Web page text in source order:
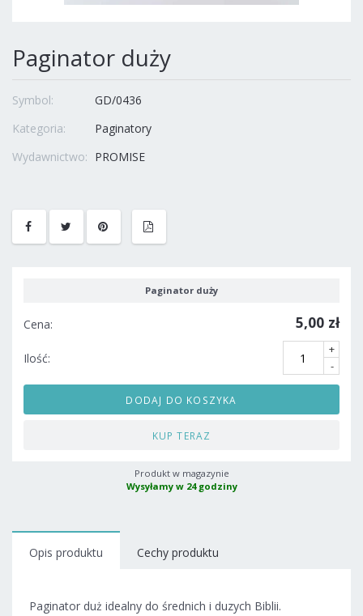
Paginator duży
Symbol:
GD/0436
Kategoria:
Paginatory
Wydawnictwo: PROMISE
Paginator duży
Cena: 5,00 zł
Ilość:
+
-
DODAJ DO KOSZYKA
KUP TERAZ
Produkt w magazynie
Wysyłamy w 24 godziny
Opis produktu Cechy produktu
Paginator duż idealny do średnich i duzych Biblii.